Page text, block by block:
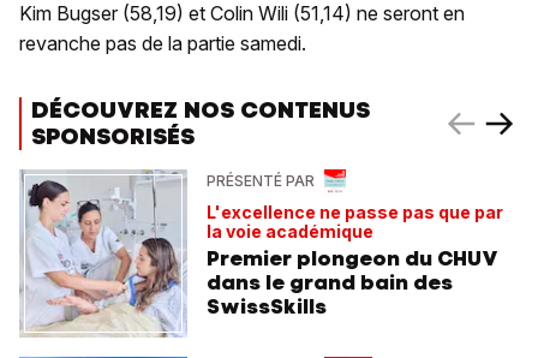
Kim Bugser (58,19) et Colin Wili (51,14) ne seront en
revanche pas de la partie samedi.
DÉCOUVREZ NOS CONTENUS
SPONSORISÉS
PRÉSENTÉ PAR
L'excellence ne passe pas que par
la voie académique
Premier plongeon du CHUV
dans le grand bain des
SwissSkills